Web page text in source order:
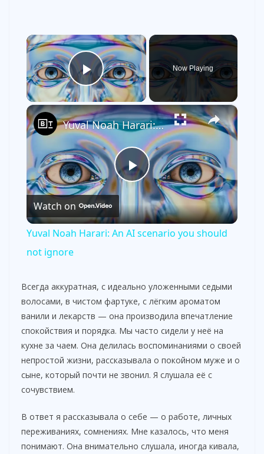
×
Play Video
Now Playing
×
P
l
y
V
i
e
Yuval Noah Harari: An AI scenario you should not ignore
Watch on
Yuval Noah Harari: An AI scenario you should
not ignore
Всегда аккуратная, с идеально уложенными седыми
волосами, в чистом фартуке, с лёгким ароматом
ванили и лекарств — она производила впечатление
спокойствия и порядка. Мы часто сидели у неё на
кухне за чаем. Она делилась воспоминаниями о своей
непростой жизни, рассказывала о покойном муже и о
сыне, который почти не звонил. Я слушала её с
сочувствием.
В ответ я рассказывала о себе — о работе, личных
переживаниях, сомнениях. Мне казалось, что меня
понимают. Она внимательно слушала, иногда кивала,